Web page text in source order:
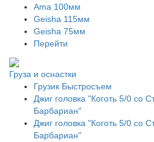
Ama 100мм
Geisha 115мм
Geisha 75мм
Перейти
Груза и оснастки
Грузик Быстросъем
Джиг головка "Коготь 5/0 со
Барбариан"
Джиг головка "Коготь 5/0 со
Барбариан"